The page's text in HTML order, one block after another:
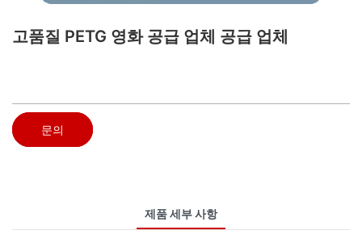
고품질 PETG 영화 공급 업체 공급 업체
문의
제품 세부 사항